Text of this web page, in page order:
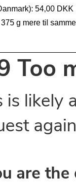
54,00 DKK
g mere til